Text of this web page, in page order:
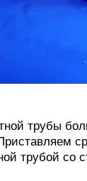
трубы
трубой со